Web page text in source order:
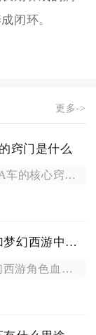
闭环。
更多->
窍门是什么
QQ飞车稳定获取A车的核心窍门分为四类：零氪长期活动兑换、点...
怎么利用仙玉增加梦幻西游中的血量
利用仙玉提升梦幻西游角色血量主要分为临时续航回血、重置属性点...